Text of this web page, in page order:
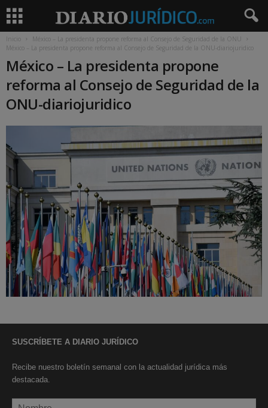
Inicio
México – La presidenta propone reforma al Consejo de Seguridad de la ONU
México – La presidenta propone reforma al Consejo de Seguridad de la ONU-diariojuridico
México – La presidenta propone
reforma al Consejo de Seguridad de la
ONU-diariojuridico
SUSCRÍBETE A DIARIO JURÍDICO
Recibe nuestro boletín semanal con la actualidad jurídica más
destacada.